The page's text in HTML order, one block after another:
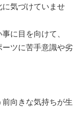
気づけていませ
に目を向けて、
ツに苦手意識や劣
向きな気持ちが生